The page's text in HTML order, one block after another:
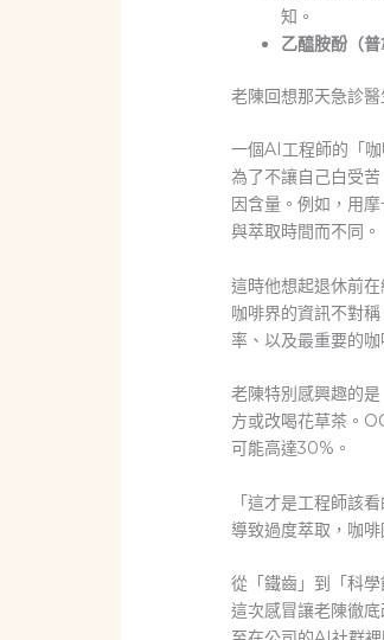
知。
乙醯胺酚（普
老陳回想那天急診
一個AI工程師的「
為了不讓自己白受
因含量。例如，用
與萃取時間而不同。
這時他想起退休前
咖啡界的資訊不對
率、以及最重要的
老陳特別感興趣的
方或改喝花草茶。
可能高達30%。
「這才是工程師該
導致過度萃取，咖
從「鐵齒」到「科
這次感冒讓老陳徹